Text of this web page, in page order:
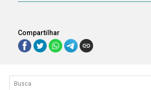
Compartilhar
Lista de itens
Controle de ordenação e